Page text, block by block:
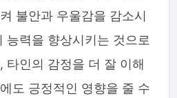
불안과 우울감을 감소시
능력을 향상시키는 것으로
타인의 감정을 더 잘 이해
도 긍정적인 영향을 줄 수